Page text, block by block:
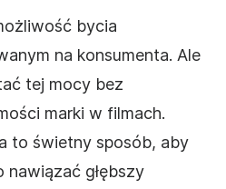
bycia
na konsumenta. Ale
tej mocy bez
marki w filmach.
to świetny sposób, aby
głębszy